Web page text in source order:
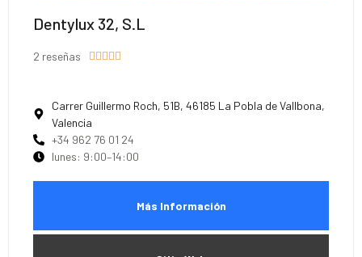
Dentylux 32, S.L
2 reseñas     
Carrer Guillermo Roch, 51B, 46185 La Pobla de Vallbona,
Valencia
+34 962 76 01 24
lunes: 9:00–14:00
Más Información